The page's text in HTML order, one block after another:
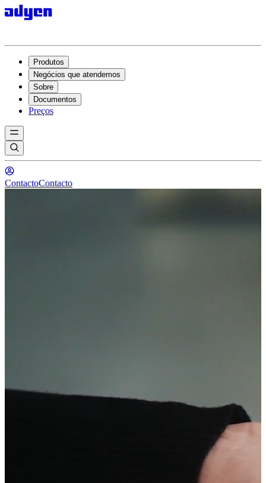
Produtos
Negócios que atendemos
Sobre
Documentos
Preços
ContactoContacto